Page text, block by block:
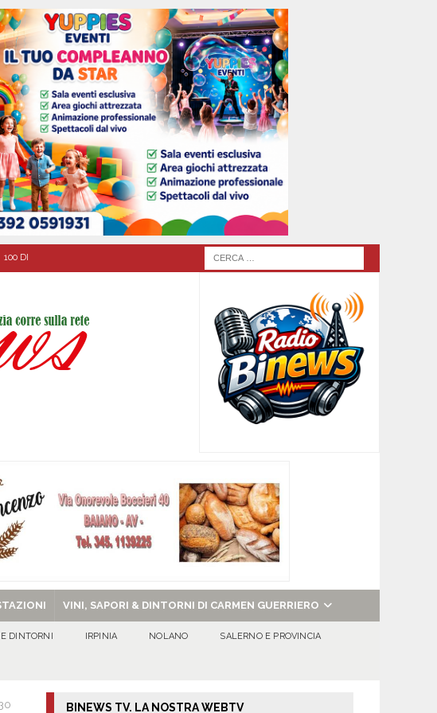
100 DI
di
di Napoli
EVIDENZA
VINI, SAPORI & DINTORNI DI CARMEN GUERRIERO
DINTORNI IRPINIA NOLANO SALERNO E PROVINCIA
BINEWS TV. LA NOSTRA WEBTV